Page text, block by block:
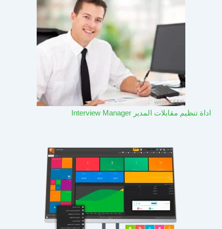
اداة تنظيم مقابلات المدير Interview Manager